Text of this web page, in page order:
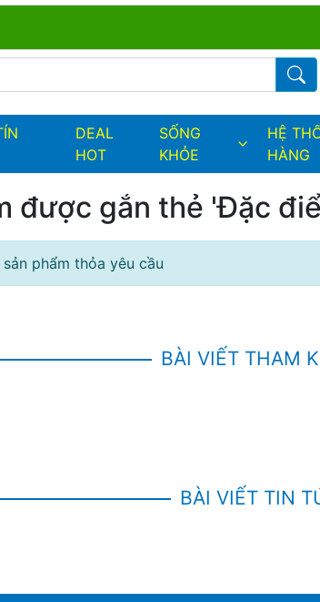
Từ
DEAL
HOT
SỐNG
KHỎE
HỆ
HÀNG
được gắn thẻ 'Đặc
phẩm thỏa yêu cầu
BÀI VIẾT THAM
BÀI VIẾT TIN